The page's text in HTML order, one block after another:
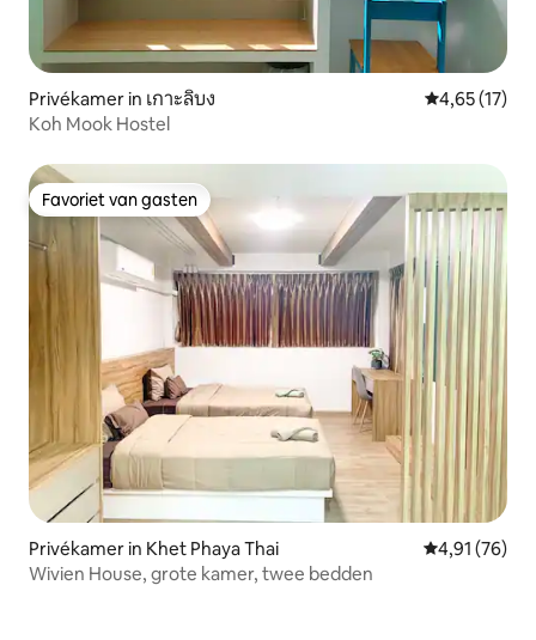
Privékamer in เกาะลิบง Gemiddelde
4,65 (17)
Koh Mook Hostel
Favoriet van gasten
Favoriet van gasten
Privékamer in Khet Phaya Thai Gemiddelde
4,91 (76)
Wivien House, grote kamer, twee bedden